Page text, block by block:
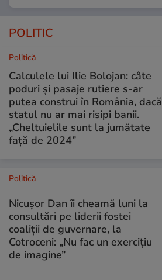
POLITIC
Politică
Calculele lui Ilie Bolojan: câte
poduri și pasaje rutiere s-ar
putea construi în România, dacă
statul nu ar mai risipi banii.
„Cheltuielile sunt la jumătate
faţă de 2024”
Politică
Nicușor Dan îi cheamă luni la
consultări pe liderii fostei
coaliții de guvernare, la
Cotroceni: „Nu fac un exercițiu
de imagine”